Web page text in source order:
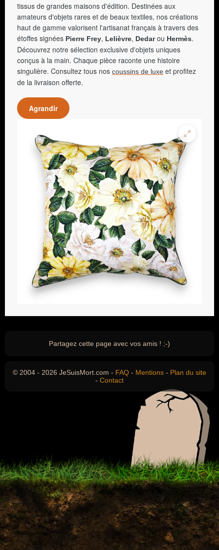
tissus de grandes maisons d'édition. Destinées aux
amateurs d'objets rares et de beaux textiles, nos créations
haut de gamme valorisent l'artisanat français à travers des
étoffes signées Pierre Frey, Lelièvre, Dedarou Hermès.
Découvrez notre sélection exclusive d'objets uniques
conçus à la main. Chaque pièce raconte une histoire
singulière. Consultez tous nos coussins de luxe et profitez
de la livraison offerte.
Agrandir
Partagez cette page avec vos amis ! ;-)
© 2004 - 2026 JeSuisMort.com - FAQ - Mentions - Plan du site
- Contact